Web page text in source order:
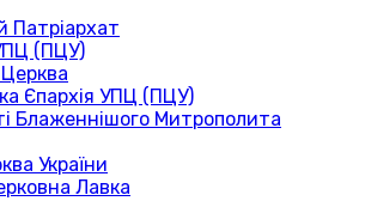
Патріархат
(ПЦУ)
Церква
Єпархія УПЦ (ПЦУ)
Блаженнішого Митрополита
України
Лавка